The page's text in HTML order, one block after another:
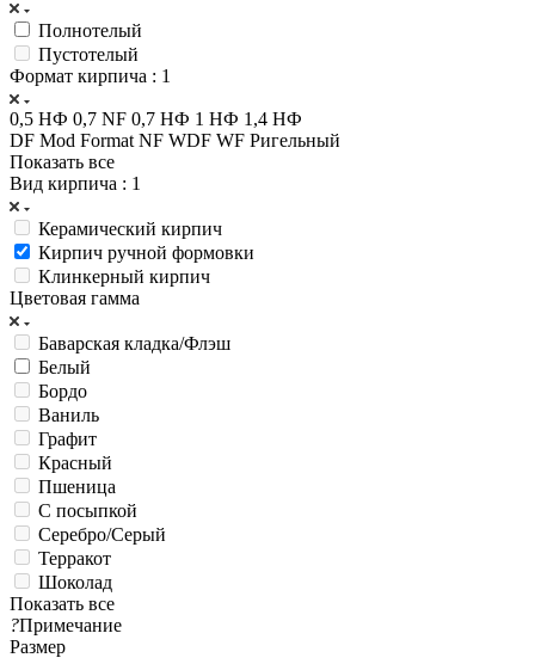
Полнотелый
Пустотелый
Формат кирпича : 1
0,5 НФ 0,7 NF 0,7 НФ 1 НФ 1,4 НФ
DF Mod Format NF WDF WF Ригельный
Показать все
Вид кирпича : 1
Керамический кирпич
Кирпич ручной формовки
Клинкерный кирпич
Цветовая гамма
Баварская кладка/Флэш
Белый
Бордо
Ваниль
Графит
Красный
Пшеница
С посыпкой
Серебро/Серый
Терракот
Шоколад
Показать все
?Примечание
Размер